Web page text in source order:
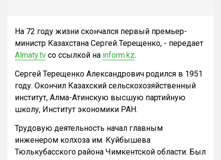
На 72 году жизни скончался первый премьер-
министр Казахстана Сергей Терещенко, - передает
Almaty.tv со ссылкой на inform.kz.
Сергей Терещенко Александрович родился в 1951
году. Окончил Казахский сельскохозяйственный
институт, Алма-Атинскую высшую партийную
школу, Институт экономики РАН.
Трудовую деятельность начал главным
инженером колхоза им. Куйбышева
Тюлькубасского района Чимкентской области. Был